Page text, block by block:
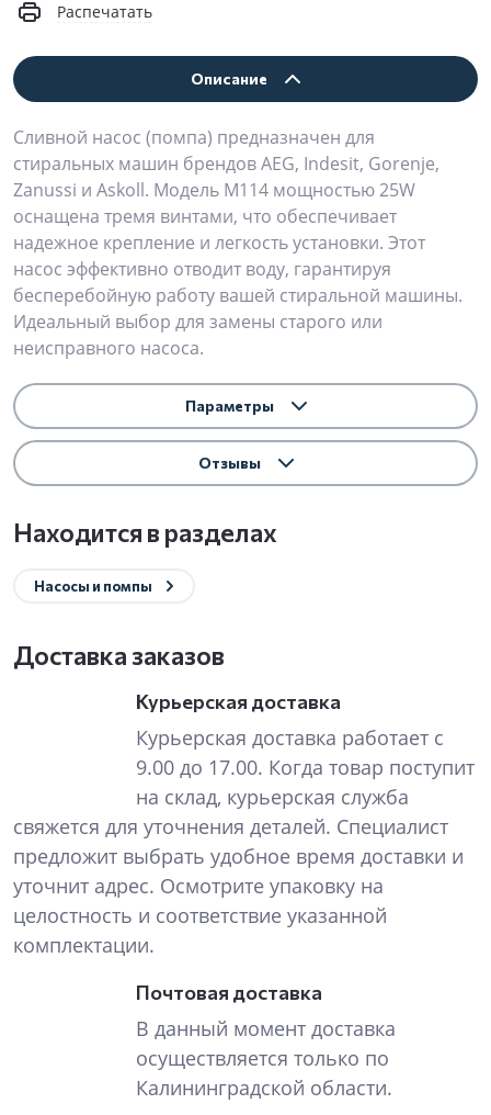
Распечатать
Описание
Сливной насос (помпа) предназначен для
стиральных машин брендов AEG, Indesit, Gorenje,
Zanussi и Askoll. Модель M114 мощностью 25W
оснащена тремя винтами, что обеспечивает
надежное крепление и легкость установки. Этот
насос эффективно отводит воду, гарантируя
бесперебойную работу вашей стиральной машины.
Идеальный выбор для замены старого или
неисправного насоса.
Параметры
Отзывы
Находится в разделах
Насосы и помпы
Доставка заказов
Курьерская доставка
Курьерская доставка работает с
9.00 до 17.00. Когда товар поступит
на склад, курьерская служба
свяжется для уточнения деталей. Специалист
предложит выбрать удобное время доставки и
уточнит адрес. Осмотрите упаковку на
целостность и соответствие указанной
комплектации.
Почтовая доставка
В данный момент доставка
осуществляется только по
Калининградской области.